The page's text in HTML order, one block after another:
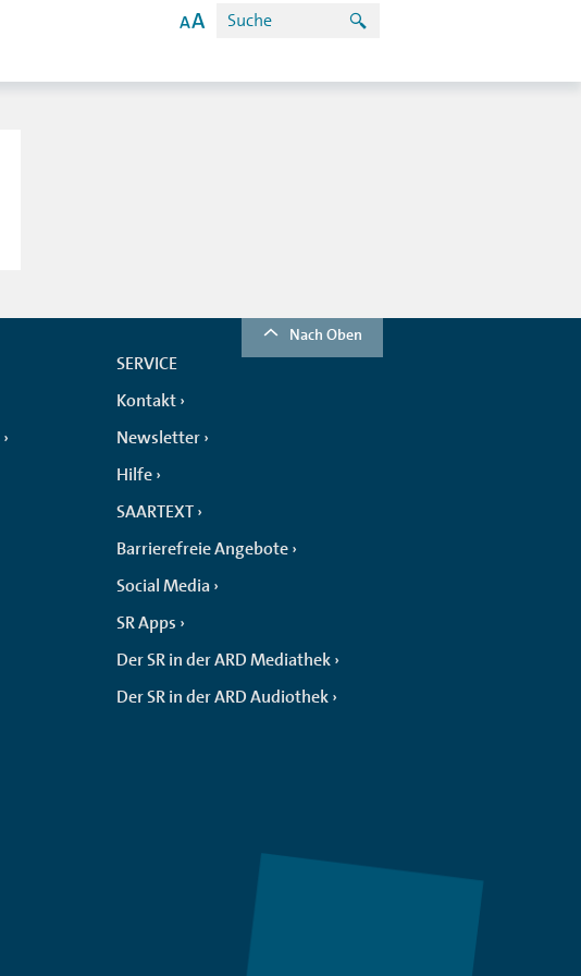
Nach Oben
SERVICE
Kontakt
Newsletter
Hilfe
SAARTEXT
Barrierefreie Angebote
Social Media
SR Apps
Der SR in der ARD Mediathek
Der SR in der ARD Audiothek